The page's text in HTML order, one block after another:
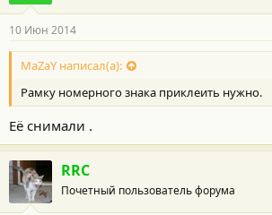
10 Июн 2014
MaZaY написал(а):
Рамку номерного знака приклеить нужно.
Её снимали .
RRC
Почетный пользователь форума